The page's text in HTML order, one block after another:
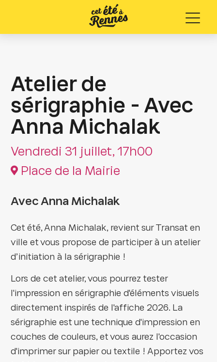
Menu
Atelier de
sérigraphie - Avec
Anna Michalak
Vendredi 31 juillet, 17h00
Place de la Mairie
Avec Anna Michalak
Cet été, Anna Michalak, revient sur Transat en
ville et vous propose de participer à un atelier
d’initiation à la sérigraphie !
Lors de cet atelier, vous pourrez tester
l'impression en sérigraphie d'éléments visuels
directement inspirés de l'affiche 2026. La
sérigraphie est une technique d'impression en
couches de couleurs, et vous aurez l'occasion
d'imprimer sur papier ou textile ! Apportez vos